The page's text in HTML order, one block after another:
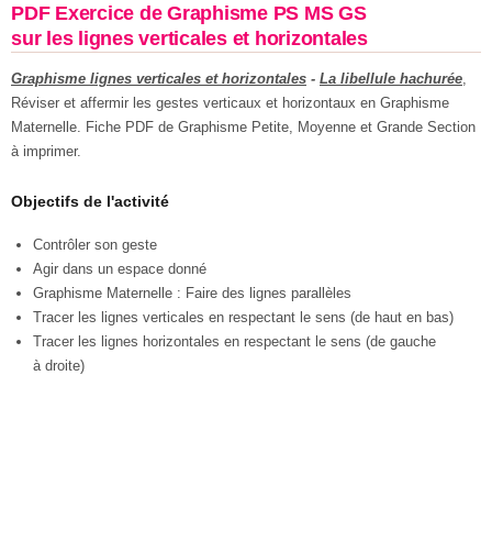
PDF Exercice de Graphisme PS MS GS
sur les lignes verticales et horizontales
Graphisme lignes verticales et horizontales - La libellule hachurée
Réviser et affermir les gestes verticaux et horizontaux en Graphisme
Maternelle. Fiche PDF de Graphisme Petite, Moyenne et Grande Section
à imprimer.
Objectifs de l'activité
Contrôler son geste
Agir dans un espace donné
Graphisme Maternelle : Faire des lignes parallèles
Tracer les lignes verticales en respectant le sens (de haut en bas)
Tracer les lignes horizontales en respectant le sens (de gauche
à droite)